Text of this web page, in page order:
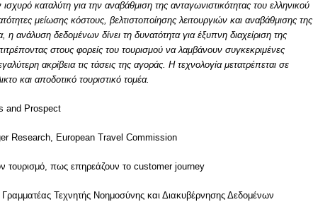
καταλύτη για την αναβάθμιση της ανταγωνιστικότητας του ελληνικού
μείωσης κόστους, βελτιστοποίησης λειτουργιών και αναβάθμισης της
η ανάλυση δεδομένων δίνει τη δυνατότητα για έξυπνη διαχείριση της
στους φορείς του τουρισμού να λαμβάνουν συγκεκριμένες
ακρίβεια τις τάσεις της αγοράς. Η τεχνολογία μετατρέπεται σε
και αποδοτικό τουριστικό τομέα.
and Prospect
Research, European Travel Commission
τουρισμό, πως επηρεάζουν το customer journey
Γραμματέας Τεχνητής Νοημοσύνης και Διακυβέρνησης Δεδομένων